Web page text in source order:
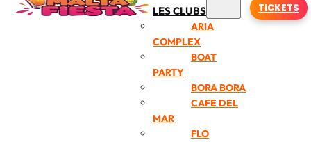
LES CLUBS
ARIA
COMPLEX
BOAT
PARTY
BORA BORA
CAFE DEL
MAR
FLO
TICKETS